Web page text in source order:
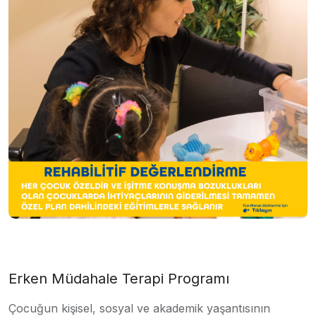
Erken Müdahale Terapi Programı
Çocuğun kişisel, sosyal ve akademik yaşantısının